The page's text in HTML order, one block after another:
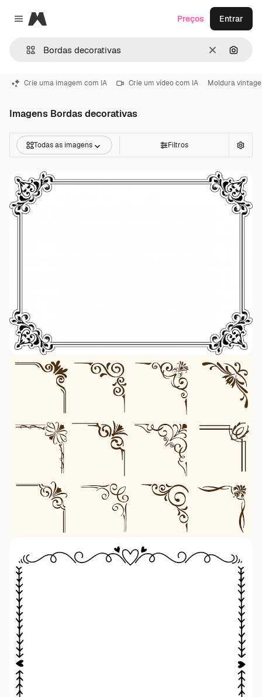
Close menu
Magnific
Limpar
Preços Entrar
Crie uma imagem com IA Crie um vídeo com IA Moldura vintage
Imagens Bordas decorativas
Todas as imagens Filtros